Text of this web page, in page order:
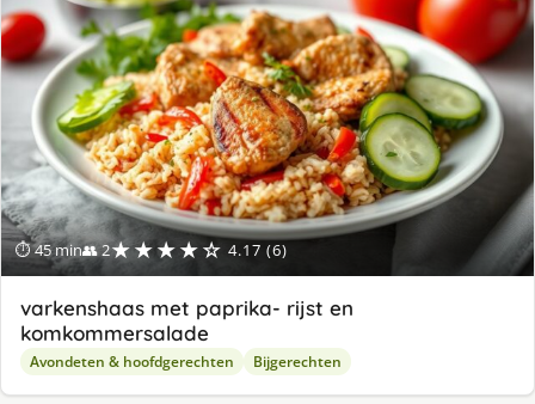
⏱ 45 min👥 2★★★★☆ 4.17 (6)
varkenshaas met paprika- rijst en
komkommersalade
Avondeten & hoofdgerechten Bijgerechten